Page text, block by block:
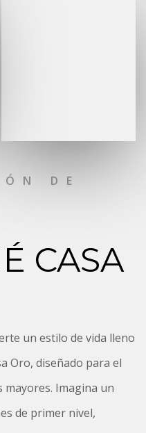
DE
CASA
un estilo de vida lleno
Oro, diseñado para el
Imagina un
de primer nivel,